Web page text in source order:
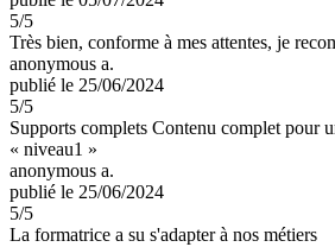
5/5
Très bien, conforme à mes attentes, je
anonymous a.
publié le 25/06/2024
5/5
Supports complets Contenu complet pour
« niveau1 »
anonymous a.
publié le 25/06/2024
5/5
La formatrice a su s'adapter à nos métiers